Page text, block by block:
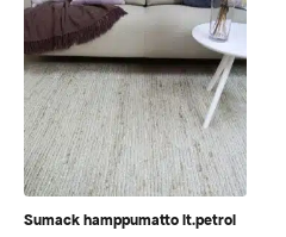
Sumack hamppumatto lt.petrol